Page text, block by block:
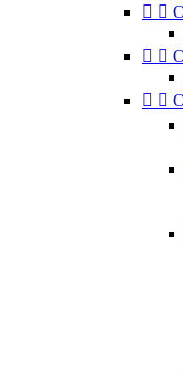
 
 
 